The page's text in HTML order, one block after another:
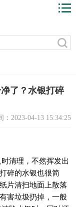
了？水银打碎
：2023-04-13 15:34:25
清理，不然挥发出
碎的水银也很简
片清扫地面上散落
害垃圾扔掉，一般